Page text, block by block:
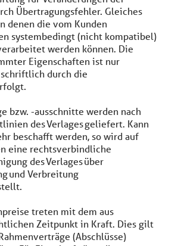
Übertragungsfehler. Gleiches
denen die vom Kunden
systembedingt (nicht kompatibel)
werden können. Die
Eigenschaften ist nur
durch die
bzw. -ausschnitte werden nach
des Verlages geliefert. Kann
beschafft werden, so wird auf
eine rechtsverbindliche
des Verlages über
und Verbreitung
treten mit dem aus
Zeitpunkt in Kraft. Dies gilt
(Abschlüsse)